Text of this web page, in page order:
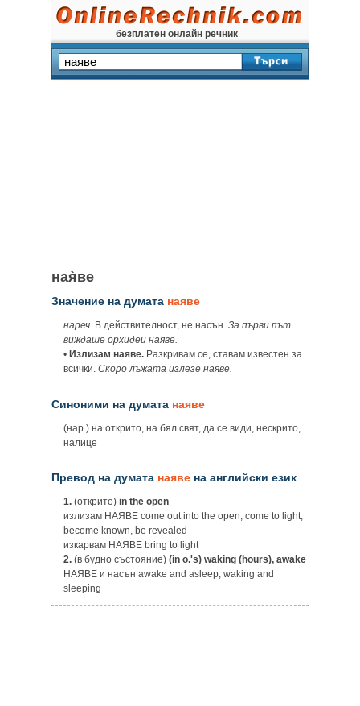
безплатен онлайн речник
ная̀ве
Значение на думата наяве
нареч. В действителност, не насън. За първи път
виждаше орхидеи наяве.
• Излизам наяве. Разкривам се, ставам известен за
всички. Скоро лъжата излезе наяве.
Синоними на думата наяве
(нар.) на открито, на бял свят, да се види, нескрито,
налице
Превод на думата наяве на английски език
1. (открито) in the open
излизам НАЯВЕ come out into the open, come to light,
become known, be revealed
изкарвам НАЯВЕ bring to light
2. (в будно състояние) (in o.'s) waking (hours), awake
НАЯВЕ и насън awake and asleep, waking and
sleeping